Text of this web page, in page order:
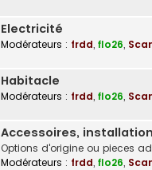
Electricité
Modérateurs : frdd, flo26,
Habitacle
Modérateurs : frdd, flo26,
Accessoires,
Options d'origine ou pieces
Modérateurs : frdd, flo26,